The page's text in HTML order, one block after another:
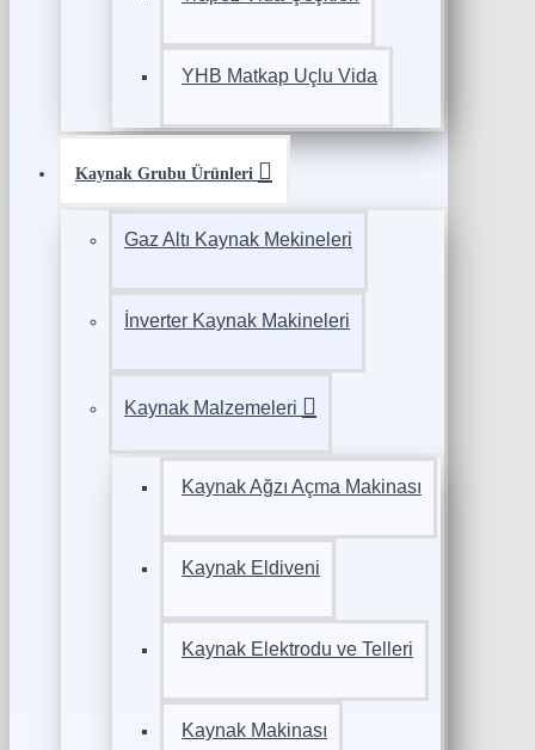
YHB Matkap Uçlu Vida
Kaynak Grubu Ürünleri
Gaz Altı Kaynak Mekineleri
İnverter Kaynak Makineleri
Kaynak Malzemeleri
Kaynak Ağzı Açma Makinası
Kaynak Eldiveni
Kaynak Elektrodu ve Telleri
Kaynak Makinası